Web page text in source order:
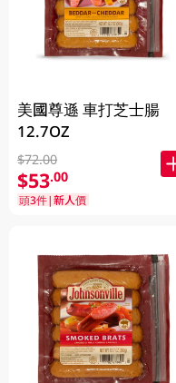
美國尊遜 車打芝士腸
12.7OZ
$72.00
$53.00
頭3件|新人價